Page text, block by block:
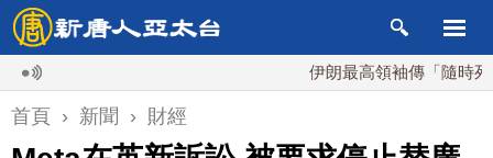
伊朗最高領袖傳「隨時死亡」
首頁 › 新聞 › 財經